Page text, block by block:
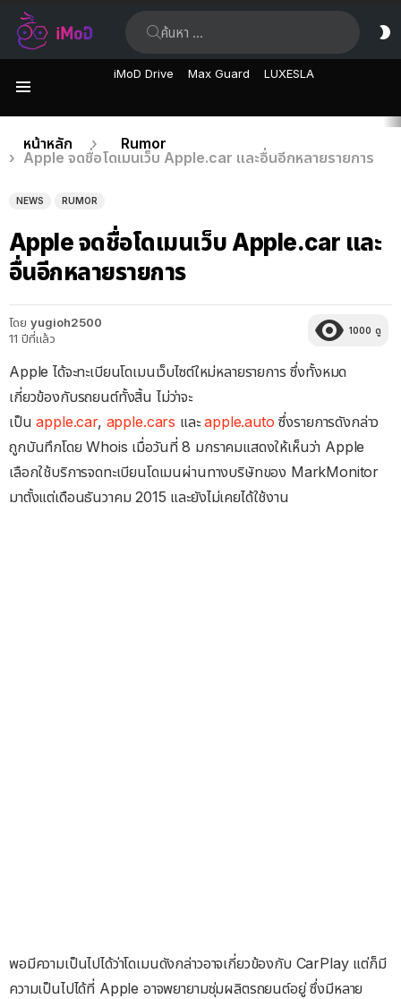
iMoD Drive Max Guard LUXESLA
เรื่อง
ล่าสุด
คุณอยู่ที่นี่:
หน้าหลัก
Rumor
Apple จดชื่อโดเมนเว็บ Apple.car และอื่นอีกหลายรายการ
NEWS RUMOR
Apple จดชื่อโดเมนเว็บ Apple.car และ
อื่นอีกหลายรายการ
โดย yugioh2500
11 ปีที่แล้ว
1000 ดู
Apple ได้จะทะเบียนโดเมนเว็บไซต์ใหม่หลายรายการ ซึ่งทั้งหมด
เกี่ยวข้องกับรถยนต์ทั้งสิ้น ไม่ว่าจะ
เป็นapple.car, apple.cars และapple.auto ซึ่งรายการดังกล่าว
ถูกบันทึกโดย Whois เมื่อวันที่ 8 มกราคมแสดงให้เห็นว่า Apple
เลือกใช้บริการจดทะเบียนโดเมนผ่านทางบริษัทของ MarkMonitor
มาตั้งแต่เดือนธันวาคม 2015 และยังไม่เคยได้ใช้งาน
พอมีความเป็นไปได้ว่าโดเมนดังกล่าวอาจเกี่ยวข้องกับ CarPlay แต่ก็มี
ความเป็นไปได้ที่ Apple อาจพยายามซุ่มผลิตรถยนต์อยู่ ซึ่งมีหลาย